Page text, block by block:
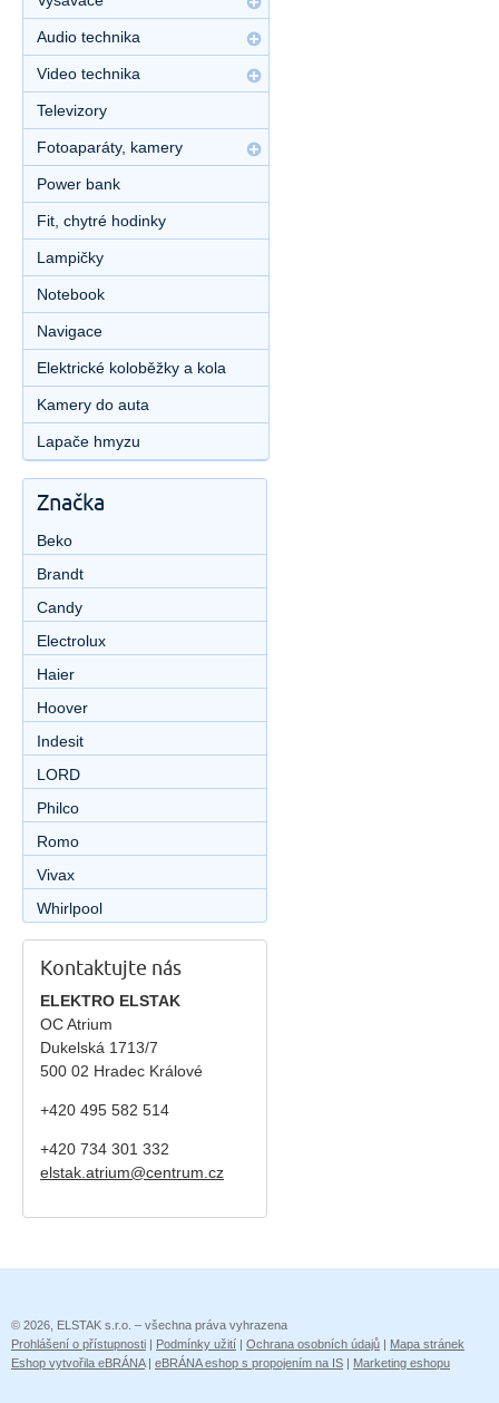
Audio technika
Video technika
Televizory
Fotoaparáty, kamery
Power bank
Fit, chytré hodinky
Lampičky
Notebook
Navigace
Elektrické koloběžky a kola
Kamery do auta
Lapače hmyzu
Značka
Beko
Brandt
Candy
Electrolux
Haier
Hoover
Indesit
LORD
Philco
Romo
Vivax
Whirlpool
Kontaktujte nás
ELEKTRO ELSTAK
OC Atrium
Dukelská 1713/7
500 02 Hradec Králové
+420 495 582 514
+420 734 301 332
elstak.atrium@centrum.cz
© 2026, ELSTAK s.r.o. – všechna práva vyhrazena
Prohlášení o přístupnosti | Podmínky užití | Ochrana osobních údajů | Mapa stránek
Eshop vytvořila eBRÁNA| eBRÁNA eshop s propojením na IS | Marketing eshopu